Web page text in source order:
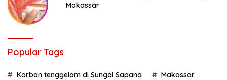
Makassar
Popular Tags
Korban tenggelam di Sungai Sapana Makassar